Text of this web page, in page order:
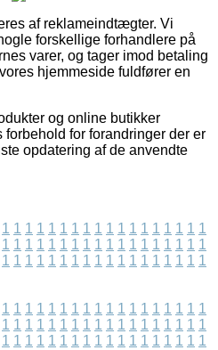
af reklameindtægter. Vi
forskellige forhandlere på
varer, og tager imod betaling
hjemmeside fuldfører en
og online butikker
forbehold for forandringer der er
opdatering af de anvendte
1 1 1 1 1 1 1 1 1 1 1 1 1 1 1 1 1 1
1 1 1 1 1 1 1 1 1 1 1 1 1 1 1 1 1 1
1 1 1 1 1 1 1 1 1 1 1 1 1 1 1 1 1 1
1 1 1 1 1 1 1 1 1 1 1 1 1 1 1 1 1 1
1 1 1 1 1 1 1 1 1 1 1 1 1 1 1 1 1 1
1 1 1 1 1 1 1 1 1 1 1 1 1 1 1 1 1 1